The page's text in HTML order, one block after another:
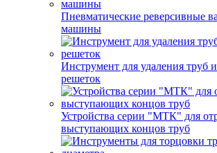
Пневматические реверсивные
машины
Инструмент для удаления труб
решеток
Устройства серии "МТК" для
выступающих концов труб